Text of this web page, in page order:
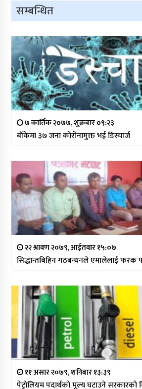
सम्बन्धित
७ कार्तिक २०७७, शुक्रबार ०९:२३
बाँकेमा ३७ जना कोरोनामुक्त भई डिस्चार्ज
२२ श्रावण २०७९, आईतवार १५:०७
सिद्धान्तबिहिन गठबन्धनले एमालेलाई फरक
११ असार २०७९, शनिबार १३:३९
पेट्रोलियम पदार्थको मूल्य घटाउने सरकारको